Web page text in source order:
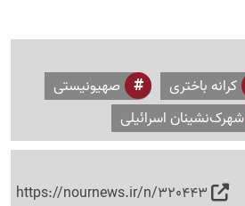
کرانه باختری
صهیونیستی
شهرک‌نشینان اسرائیلی
https://nournews.ir/n/320443